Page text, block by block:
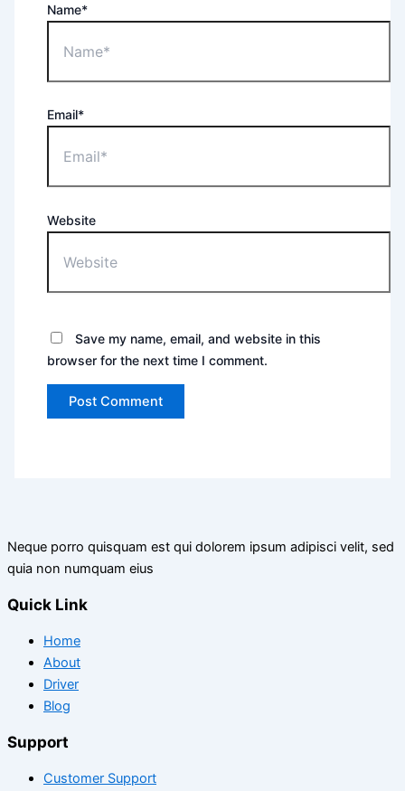
Name*
Email*
Website
Save my name, email, and website in this
browser for the next time I comment.
Neque porro quisquam est qui dolorem ipsum adipisci velit, sed
quia non numquam eius
Quick Link
Home
About
Driver
Blog
Support
Customer Support